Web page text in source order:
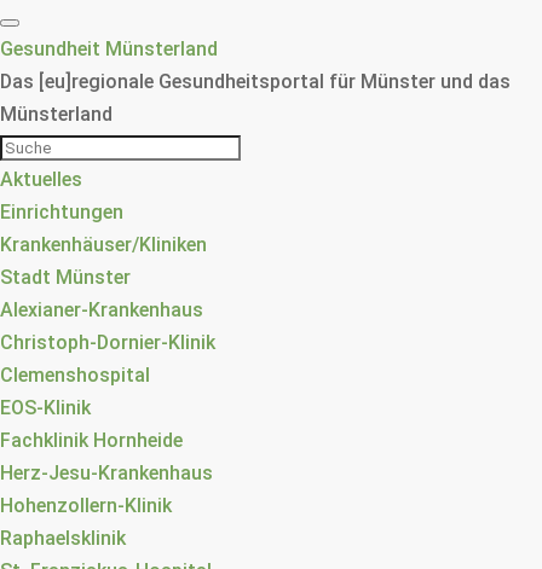
Gesundheit Münsterland
Das [eu]regionale Gesundheitsportal für Münster und das
Münsterland
Aktuelles
Einrichtungen
Krankenhäuser/Kliniken
Stadt Münster
Alexianer-Krankenhaus
Christoph-Dornier-Klinik
Clemenshospital
EOS-Klinik
Fachklinik Hornheide
Herz-Jesu-Krankenhaus
Hohenzollern-Klinik
Raphaelsklinik